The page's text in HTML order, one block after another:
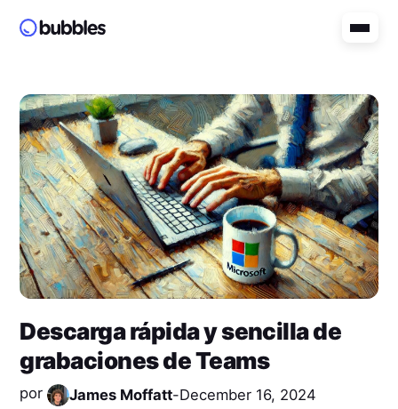
Descarga rápida y sencilla de
grabaciones de Teams
por James Moffatt-December 16, 2024